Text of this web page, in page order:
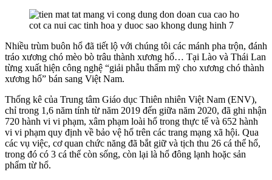
Nhiều trùm buôn hổ đã tiết lộ với chúng tôi các mánh pha trộn, đánh
tráo xương chó mèo bò trâu thành xương hổ… Tại Lào và Thái Lan
từng xuất hiện công nghệ “giải phẫu thẩm mỹ cho xương chó thành
xương hổ” bán sang Việt Nam.
Thống kê của Trung tâm Giáo dục Thiên nhiên Việt Nam (ENV),
chỉ trong 1,6 năm tính từ năm 2019 đến giữa năm 2020, đã ghi nhận
720 hành vi vi phạm, xâm phạm loài hổ trong thực tế và 652 hành
vi vi phạm quy định về bảo vệ hổ trên các trang mạng xã hội. Qua
các vụ việc, cơ quan chức năng đã bắt giữ và tịch thu 26 cá thể hổ,
trong đó có 3 cá thể còn sống, còn lại là hổ đông lạnh hoặc sản
phẩm từ hổ.